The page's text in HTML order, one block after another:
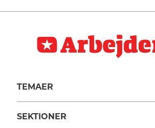
TEORI
TEMAER
SEKTIONER